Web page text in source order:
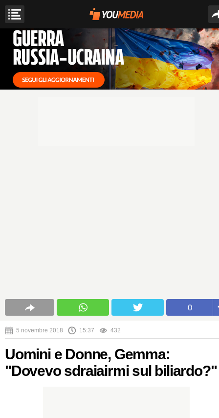
0
5 novembre 2018 15:37 432
Uomini e Donne, Gemma:
"Dovevo sdraiairmi sul biliardo?"